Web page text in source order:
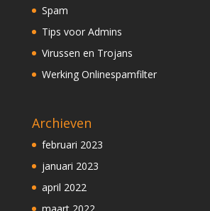
Spam
Tips voor Admins
Virussen en Trojans
Werking Onlinespamfilter
Archieven
februari 2023
januari 2023
april 2022